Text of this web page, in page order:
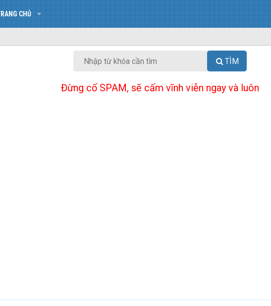
CHỦ
TÌM
Đừng cố SPAM, sẽ cấm vĩnh viễn ngay và luôn